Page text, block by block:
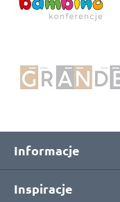
Informacje
Inspiracje